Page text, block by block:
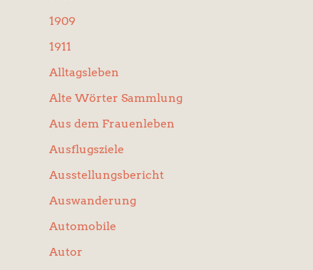
1909
1911
Alltagsleben
Alte Wörter Sammlung
Aus dem Frauenleben
Ausflugsziele
Ausstellungsbericht
Auswanderung
Automobile
Autor